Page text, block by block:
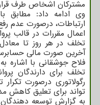
مشترکان اشخاص طرف
وی ادامه داد: مطابق
ارتباطات، درصورت عدم
اعمال مقررات در قالب
تخلف در هر روز تا
آخرین صورت مالی
فلاح جوشقانی با اشاره
تخلف برای دارندگان
رگولاتوری درصورت
تواند برای تعلیق کاهش
به گزارش توسعه